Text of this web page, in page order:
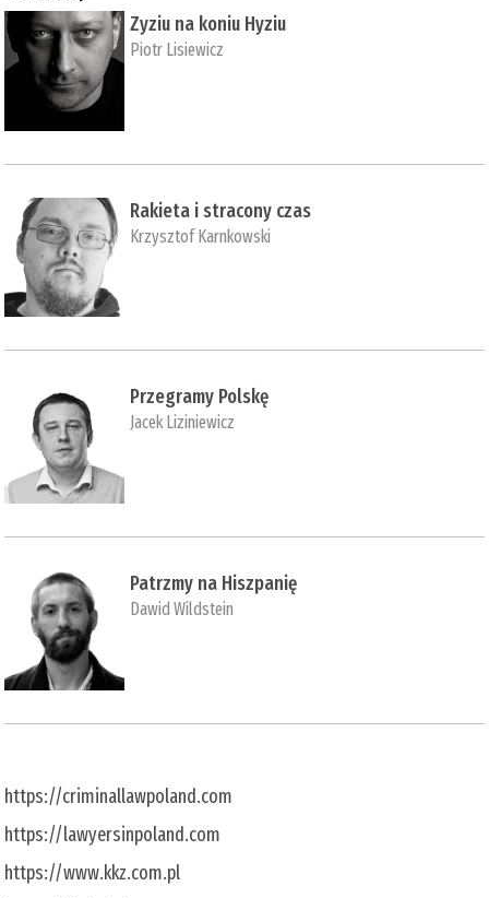
Zyziu na koniu Hyziu
Piotr Lisiewicz
Rakieta i stracony czas
Krzysztof Karnkowski
Przegramy Polskę
Jacek Liziniewicz
Patrzmy na Hiszpanię
Dawid Wildstein
https://criminallawpoland.com
https://lawyersinpoland.com
https://www.kkz.com.pl